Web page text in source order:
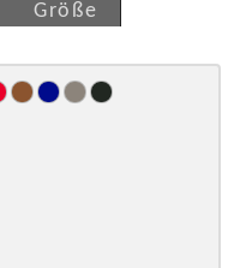
Größe